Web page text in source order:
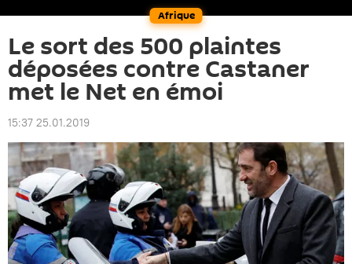
Afrique
Le sort des 500 plaintes
déposées contre Castaner
met le Net en émoi
15:37 25.01.2019